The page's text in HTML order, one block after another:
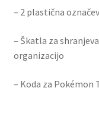
– 2 plastična
– Škatla za
organizacijo
– Koda za Pokémon